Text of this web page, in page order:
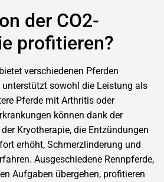
der CO2-
profitieren?
verschiedenen Pferden
unterstützt sowohl die Leistung als
Pferde mit Arthritis oder
können dank der
Kryotherapie, die Entzündungen
erhöht, Schmerzlinderung und
Ausgeschiedene Rennpferde,
Aufgaben übergehen, profitieren